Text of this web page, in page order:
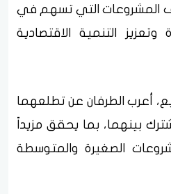
المشروعات التي تسهم في
التنمية الاقتصادية
أعرب الطرفان عن تطلعهما
بينهما، بما يحقق مزيداً
الصغيرة والمتوسطة